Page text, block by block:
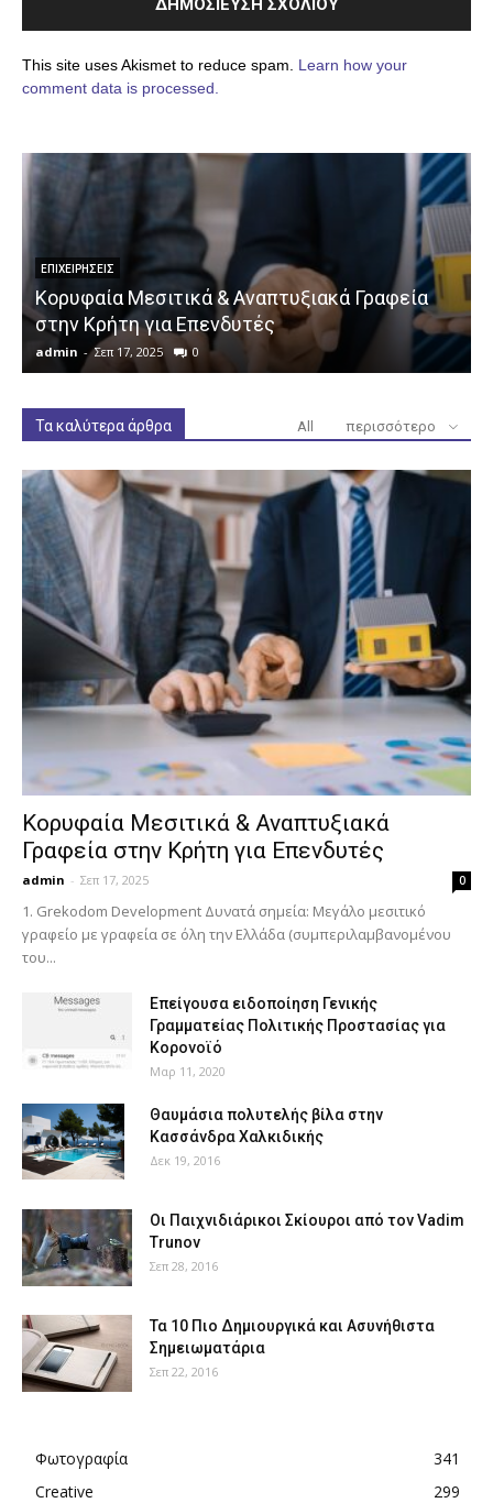
This site uses Akismet to reduce spam. Learn how your
comment data is processed.
ΕΠΙΧΕΙΡΉΣΕΙΣ
Κορυφαία Μεσιτικά & Αναπτυξιακά Γραφεία
στην Κρήτη για Επενδυτές
admin - Σεπ 17, 2025 0
Τα καλύτερα άρθρα All περισσότερο
Κορυφαία Μεσιτικά & Αναπτυξιακά
Γραφεία στην Κρήτη για Επενδυτές
admin - Σεπ 17, 2025 0
1. Grekodom Development Δυνατά σημεία: Μεγάλο μεσιτικό
γραφείο με γραφεία σε όλη την Ελλάδα (συμπεριλαμβανομένου
του...
Επείγουσα ειδοποίηση Γενικής
Γραμματείας Πολιτικής Προστασίας για
Κορονοϊό
Μαρ 11, 2020
Θαυμάσια πολυτελής βίλα στην
Κασσάνδρα Χαλκιδικής
Δεκ 19, 2016
Οι Παιχνιδιάρικοι Σκίουροι από τον Vadim
Trunov
Σεπ 28, 2016
Τα 10 Πιο Δημιουργικά και Ασυνήθιστα
Σημειωματάρια
Σεπ 22, 2016
Φωτογραφία
341
Creative
299